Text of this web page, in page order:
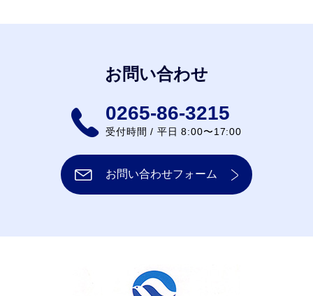
お問い合わせ
0265-86-3215
受付時間 / 平日 8:00〜17:00
お問い合わせフォーム